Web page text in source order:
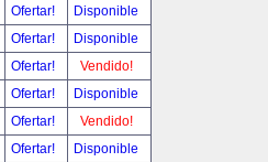
Ofertar!
Disponible
Ofertar!
Disponible
Ofertar!
Vendido!
Ofertar!
Disponible
Ofertar!
Vendido!
Ofertar! Disponible